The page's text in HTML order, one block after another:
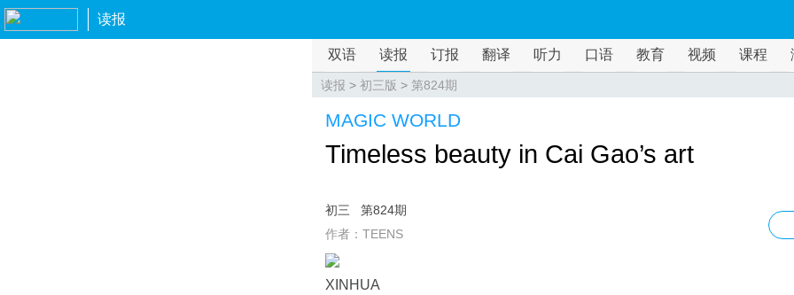
读报
双语 读报 订报 翻译 听力 口语 教育 视频 课程
读报 > 初三版 > 第824期
MAGIC WORLD
Timeless beauty in Cai Gao’s art
初三
第824期
作者：TEENS
XINHUA